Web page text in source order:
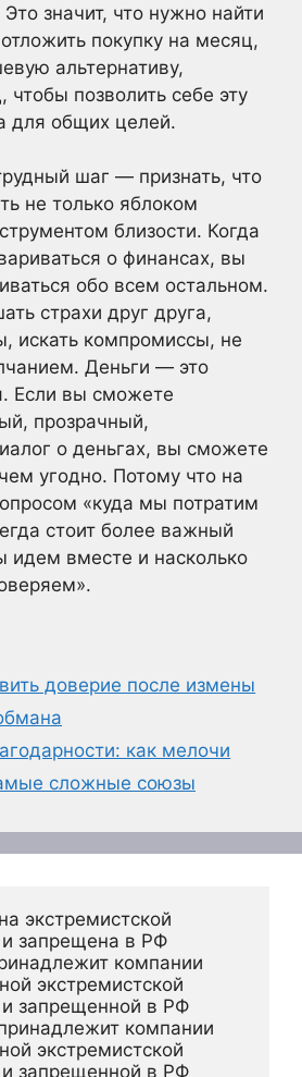
значит, что нужно найти
покупку на месяц,
альтернативу,
чтобы позволить себе эту
для общих целей.
шаг — признать, что
не только яблоком
близости. Когда
о финансах, вы
обо всем остальном.
страхи друг друга,
искать компромиссы, не
Деньги — это
Если вы сможете
прозрачный,
о деньгах, вы сможете
угодно. Потому что на
«куда мы потратим
стоит более важный
идем вместе и насколько
доверие после измены
как мелочи
сложные союзы
экстремистской
и запрещена в РФ
компании
экстремистской
и запрещенной в РФ
компании
экстремистской
и запрещенной в РФ